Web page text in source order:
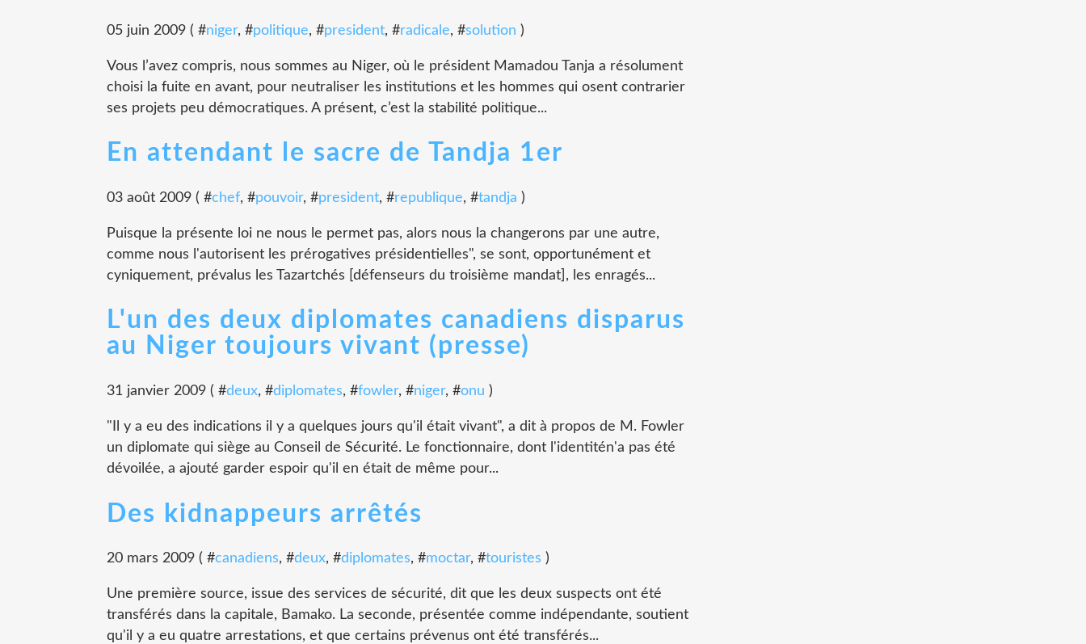
05 juin 2009 ( #niger, #politique, #president, #radicale, #solution )
Vous l’avez compris, nous sommes au Niger, où le président Mamadou Tanja a résolument
choisi la fuite en avant, pour neutraliser les institutions et les hommes qui osent contrarier
ses projets peu démocratiques. A présent, c’est la stabilité politique...
En attendant le sacre de Tandja 1er
03 août 2009 ( #chef, #pouvoir, #president, #republique, #tandja )
Puisque la présente loi ne nous le permet pas, alors nous la changerons par une autre,
comme nous l'autorisent les prérogatives présidentielles", se sont, opportunément et
cyniquement, prévalus les Tazartchés [défenseurs du troisième mandat], les enragés...
L'un des deux diplomates canadiens disparus
au Niger toujours vivant (presse)
31 janvier 2009 ( #deux, #diplomates, #fowler, #niger, #onu )
"Il y a eu des indications il y a quelques jours qu'il était vivant", a dit à propos de M. Fowler
un diplomate qui siège au Conseil de Sécurité. Le fonctionnaire, dont l'identitén'a pas été
dévoilée, a ajouté garder espoir qu'il en était de même pour...
Des kidnappeurs arrêtés
20 mars 2009 ( #canadiens, #deux, #diplomates, #moctar, #touristes )
Une première source, issue des services de sécurité, dit que les deux suspects ont été
transférés dans la capitale, Bamako. La seconde, présentée comme indépendante, soutient
qu'il y a eu quatre arrestations, et que certains prévenus ont été transférés...